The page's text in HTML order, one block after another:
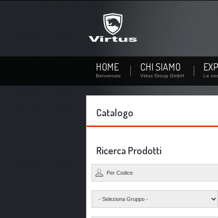
Non sei ancora iscritto?
Iscriviti subito! Creando un nuovo account potrai
azienda...
Non sei ancora registrato? Crea un utente
HOME
Benvenuto
CHI SIAMO
Virtus Group GmbH Le
Catalogo
Ricerca Prodotti